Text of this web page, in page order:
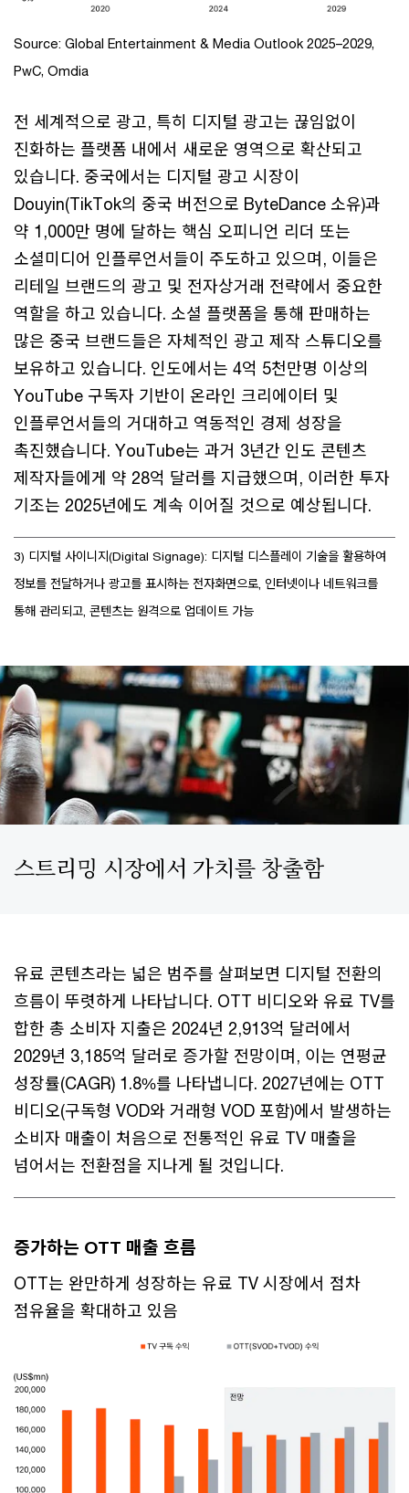
Source: Global Entertainment & Media Outlook 2025–2029,
PwC, Omdia
전 세계적으로 광고, 특히 디지털 광고는 끊임없이
진화하는 플랫폼 내에서 새로운 영역으로 확산되고
있습니다. 중국에서는 디지털 광고 시장이
Douyin(TikTok의 중국 버전으로 ByteDance 소유)과
약 1,000만 명에 달하는 핵심 오피니언 리더 또는
소셜미디어 인플루언서들이 주도하고 있으며, 이들은
리테일 브랜드의 광고 및 전자상거래 전략에서 중요한
역할을 하고 있습니다. 소셜 플랫폼을 통해 판매하는
많은 중국 브랜드들은 자체적인 광고 제작 스튜디오를
보유하고 있습니다. 인도에서는 4억 5천만명 이상의
YouTube 구독자 기반이 온라인 크리에이터 및
인플루언서들의 거대하고 역동적인 경제 성장을
촉진했습니다. YouTube는 과거 3년간 인도 콘텐츠
제작자들에게 약 28억 달러를 지급했으며, 이러한 투자
기조는 2025년에도 계속 이어질 것으로 예상됩니다.
3) 디지털 사이니지(Digital Signage): 디지털 디스플레이 기술을 활용하여
정보를 전달하거나 광고를 표시하는 전자화면으로, 인터넷이나 네트워크를
통해 관리되고, 콘텐츠는 원격으로 업데이트 가능
스트리밍 시장에서 가치를 창출함
유료 콘텐츠라는 넓은 범주를 살펴보면 디지털 전환의
흐름이 뚜렷하게 나타납니다. OTT 비디오와 유료 TV를
합한 총 소비자 지출은 2024년 2,913억 달러에서
2029년 3,185억 달러로 증가할 전망이며, 이는 연평균
성장률(CAGR) 1.8%를 나타냅니다. 2027년에는 OTT
비디오(구독형 VOD와 거래형 VOD 포함)에서 발생하는
소비자 매출이 처음으로 전통적인 유료 TV 매출을
넘어서는 전환점을 지나게 될 것입니다.
증가하는 OTT 매출 흐름
OTT는 완만하게 성장하는 유료 TV 시장에서 점차
점유율을 확대하고 있음